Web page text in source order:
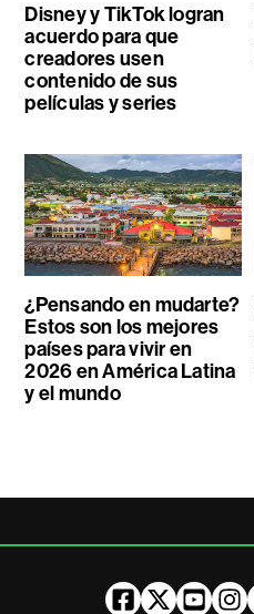
Disney y TikTok logran
acuerdo para que
creadores usen
contenido de sus
películas y series
¿Pensando en mudarte?
Estos son los mejores
países para vivir en
2026 en América Latina
y el mundo